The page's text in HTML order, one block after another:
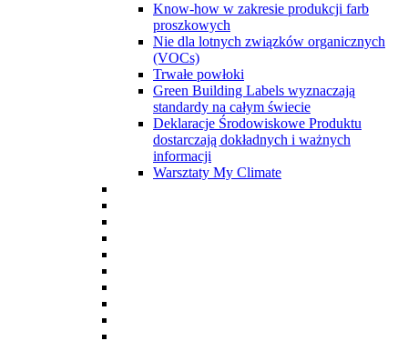
Know-how w zakresie produkcji farb
proszkowych
Nie dla lotnych związków organicznych
(VOCs)
Trwałe powłoki
Green Building Labels wyznaczają
standardy na całym świecie
Deklaracje Środowiskowe Produktu
dostarczają dokładnych i ważnych
informacji
Warsztaty My Climate